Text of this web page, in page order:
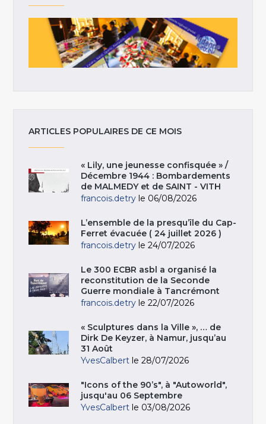
ARTICLES POPULAIRES DE CE MOIS
« Lily, une jeunesse confisquée » /
Décembre 1944 : Bombardements
de MALMEDY et de SAINT - VITH
francois.detry le 06/08/2026
L’ensemble de la presqu’île du Cap-
Ferret évacuée ( 24 juillet 2026 )
francois.detry le 24/07/2026
Le 300 ECBR asbl a organisé la
reconstitution de la Seconde
Guerre mondiale à Tancrémont
francois.detry le 22/07/2026
« Sculptures dans la Ville », … de
Dirk De Keyzer, à Namur, jusqu’au
31 Août
YvesCalbert le 28/07/2026
"Icons of the 90’s", à "Autoworld",
jusqu'au 06 Septembre
YvesCalbert le 03/08/2026